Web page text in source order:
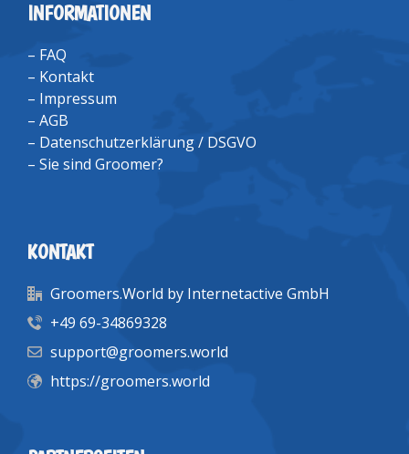
INFORMATIONEN
– FAQ
– Kontakt
– Impressum
– AGB
– Datenschutzerklärung / DSGVO
– Sie sind Groomer?
KONTAKT
Groomers.World by Internetactive GmbH
+49 69-34869328
support@groomers.world
https://groomers.world